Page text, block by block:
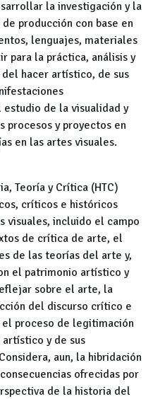
la investigación y la
producción con base en
lenguajes, materiales
para la práctica, análisis y
hacer artístico, de sus
de la visualidad y
procesos y proyectos en
en las artes visuales.
Teoría y Crítica (HTC)
críticos e históricos
visuales, incluido el campo
de crítica de arte, el
de las teorías del arte y,
el patrimonio artístico y
sobre el arte, la
del discurso crítico e
proceso de legitimación
y de sus
aun, la hibridación
ofrecidas por
de la historia del